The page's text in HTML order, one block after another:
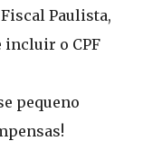
Paulista,
incluir o CPF
pequeno